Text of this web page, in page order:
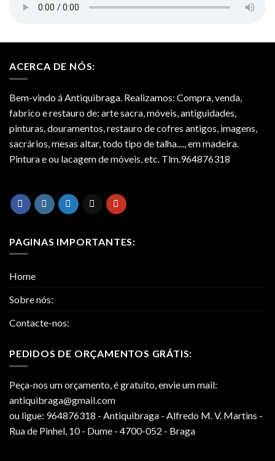
ACERCA DE NÓS:
Bem-vindo á Antiquibraga. Realizamos: Compra, venda,
fabrico e restauro de: arte sacra, móveis, antiguidades,
pinturas, douramentos, restauro de cofres antigos, imagens,
sacrários, mesas altar, todo tipo de talha...., em madeira.
Pintura e ou lacagem de móveis, etc. Tlm.964876318
PAGINAS IMPORTANTES:
Home
Sobre nós:
Contacte-nos:
PEDIDOS DE ORÇAMENTOS GRÁTIS:
Peça-nos um orçamento, é gratuito, envie um mail:
antiquibraga@gmail.com
ou ligue: 964876318 - Antiquibraga - Alfredo M. V. Martins -
Rua de Pinhel, 10 - Dume - 4700-052 - Braga